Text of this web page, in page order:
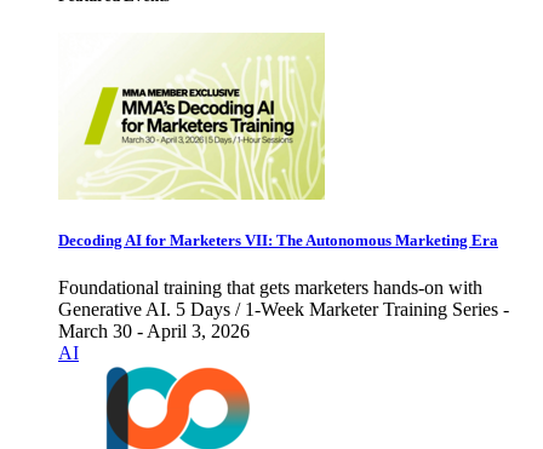
Decoding AI for Marketers VII: The Autonomous Marketing Era
Foundational training that gets marketers hands-on with
Generative AI. 5 Days / 1-Week Marketer Training Series -
March 30 - April 3, 2026
AI